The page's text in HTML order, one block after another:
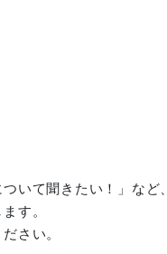
いて聞きたい！」など、
す。
さい。